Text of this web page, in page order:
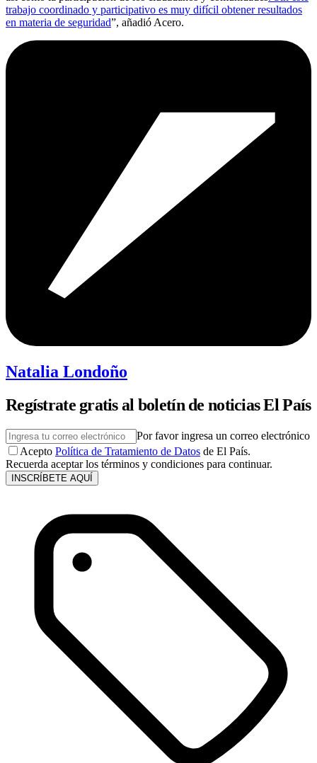
trabajo coordinado y participativo es muy difícil obtener resultados
en materia de seguridad”, añadió Acero.
Natalia Londoño
Regístrate gratis al boletín de noticias El País
Por favor ingresa un correo electrónico
Acepto Política de Tratamiento de Datos de El País.
Recuerda aceptar los términos y condiciones para continuar.
INSCRÍBETE AQUÍ